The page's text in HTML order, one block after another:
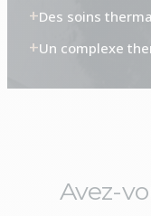
Des soins
Un complexe
Avez-